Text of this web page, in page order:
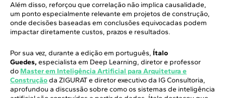
Além disso, reforçou que correlação não implica causalidade,
um ponto especialmente relevante em projetos de construção,
onde decisões baseadas em conclusões equivocadas podem
impactar diretamente custos, prazos e resultados.
Por sua vez, durante a edição em português, Ítalo
Guedes, especialista em Deep Learning, diretor e professor
do Master em Inteligência Artificial para Arquitetura e
Construçãoda ZIGURAT e diretor executivo da IG Consultoria,
aprofundou a discussão sobre como os sistemas de inteligência